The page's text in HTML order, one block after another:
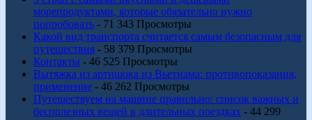
морепродуктами, которые обязательно нужно
попробовать - 71 343 Просмотры
Какой вид транспорта считается самым безопасным для
путешествия - 58 379 Просмотры
Контакты - 46 525 Просмотры
Вытяжка из артишока из Вьетнама: противопоказания,
применение - 46 262 Просмотры
Путешествуем на машине правильно: список важных и
бесполезных вещей в длительных поездках - 44 299